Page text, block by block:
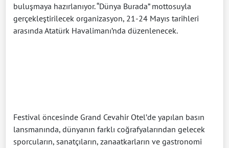
buluşmaya hazırlanıyor. “Dünya Burada” mottosuyla
gerçekleştirilecek organizasyon, 21-24 Mayıs tarihleri
arasında Atatürk Havalimanı’nda düzenlenecek.
Festival öncesinde Grand Cevahir Otel’de yapılan basın
lansmanında, dünyanın farklı coğrafyalarından gelecek
sporcuların, sanatçıların, zanaatkarların ve gastronomi